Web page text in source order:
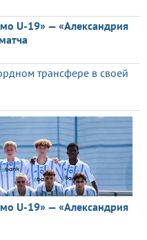
U-19» — «Александрия
трансфере в своей
U-19» — «Александрия